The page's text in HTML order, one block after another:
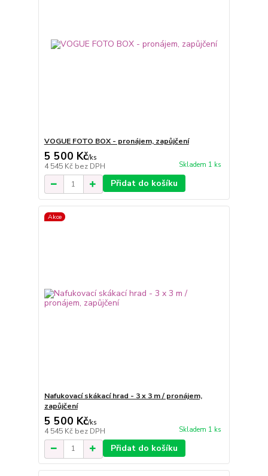
VOGUE FOTO BOX - pronájem, zapůjčení
5 500 Kč/ks
4 545 Kč bez DPH Skladem 1 ks
Přidat do košíku
Akce
Nafukovací skákací hrad - 3 x 3 m / pronájem,
zapůjčení
5 500 Kč/ks
4 545 Kč bez DPH Skladem 1 ks
Přidat do košíku